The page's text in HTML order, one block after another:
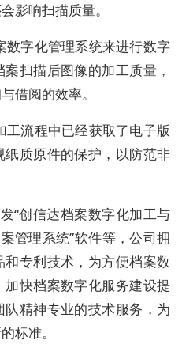
影响扫描质量。
数字化管理系统来进行数字
扫描后图像的加工质量，
借阅的效率。
流程中已经获取了电子版
质原件的保护，以防范非
“创信达档案数字化加工与
管理系统”软件等，公司拥
专利技术，为方便档案数
快档案数字化服务建设提
精神专业的技术服务，为
标准。